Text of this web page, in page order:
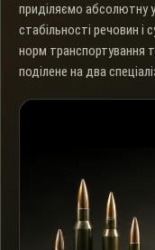
приділяємо абсолютну
стабільності речовин
норм транспортування
поділене на два